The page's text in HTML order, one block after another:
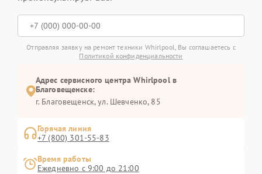
Отправляя заявку на ремонт техники Whirlpool, Вы соглашаетесь с
Политикой конфиденциальности
Адрес сервисного центра Whirlpool в
Благовещенске:
г. Благовещенск, ул. Шевченко, 85
Горячая линия
+7 (800) 301-55-83
Время работы
Ежедневно с 9:00 до 21:00